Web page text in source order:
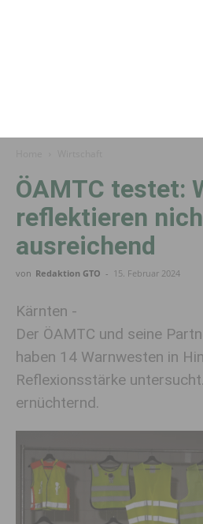
ÖAMTC testet:
reflektieren
ausreichend
von Redaktion GTO - 15. Februar 2024
Kärnten -
Der ÖAMTC und seine
haben 14 Warnwesten in
Reflexionsstärke
ernüchternd.